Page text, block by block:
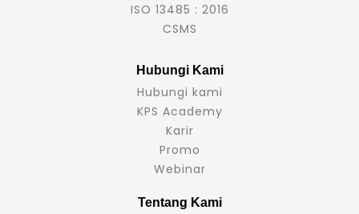
ISO 13485 : 2016
CSMS
Hubungi Kami
Hubungi kami
KPS Academy
Karir
Promo
Webinar
Tentang Kami